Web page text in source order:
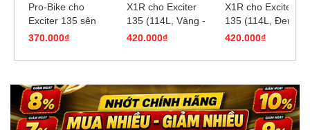
Pro-Bike cho
Exciter 135 sên
vàng (39T)
370.000₫
X1R cho Exciter
135 (114L, Vàng -
Crom)
420.000₫
X1R cho Exciter
135 (114L, Đen)
420.000₫